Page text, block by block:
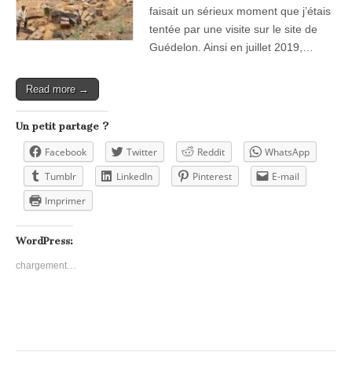
faisait un sérieux moment que j’étais
tentée par une visite sur le site de
Guédelon. Ainsi en juillet 2019,…
Read more →
Un petit partage ?
Facebook Twitter Reddit
WhatsApp
Tumblr
LinkedIn Pinterest
E-mail
Imprimer
WordPress:
chargement…